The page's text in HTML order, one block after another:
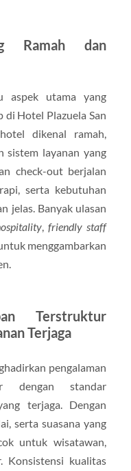
Ramah dan
aspek utama yang
di Hotel Plazuela San
dikenal ramah,
sistem layanan yang
check-out berjalan
serta kebutuhan
jelas. Banyak ulasan
,friendly staff
menggambarkan
Terstruktur
Terjaga
pengalaman
dengan standar
terjaga. Dengan
serta suasana yang
untuk wisatawan,
Konsistensi kualitas